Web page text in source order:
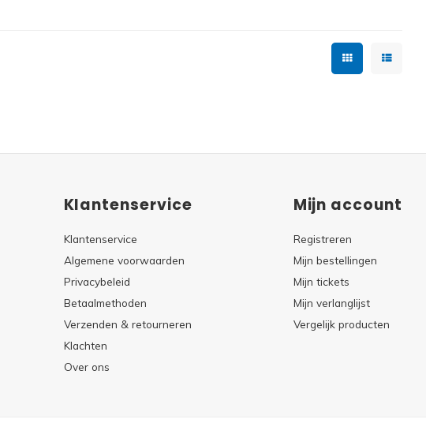
Klantenservice
Klantenservice
Algemene voorwaarden
Privacybeleid
Betaalmethoden
Verzenden & retourneren
Klachten
Over ons
Mijn account
Registreren
Mijn bestellingen
Mijn tickets
Mijn verlanglijst
Vergelijk producten